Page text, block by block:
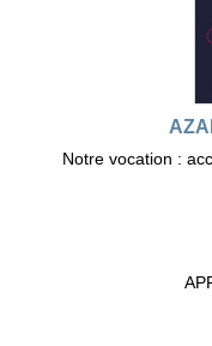
Notre vocation :